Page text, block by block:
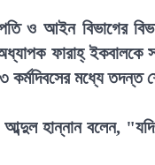
ও আইন বিভাগের
ফারাহ্
মধ্যে তদন্ত
আব্দুল হান্নান বলেন,